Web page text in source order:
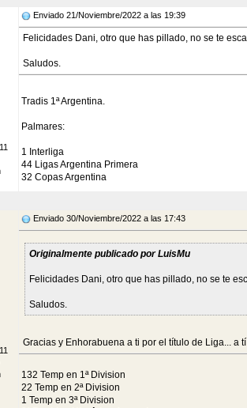
Enviado 21/Noviembre/2022 a las 19:39
Felicidades Dani, otro que has pillado, no se te
Saludos.
Tradis 1ª Argentina.
Palmares:
1 Interliga
44 Ligas Argentina Primera
32 Copas Argentina
Enviado 30/Noviembre/2022 a las 17:43
Originalmente publicado por LuisMu
Felicidades Dani, otro que has pillado, no se te
Saludos.
Gracias y Enhorabuena a ti por el título de Liga... a
132 Temp en 1ª Division
22 Temp en 2ª Division
1 Temp en 3ª Division